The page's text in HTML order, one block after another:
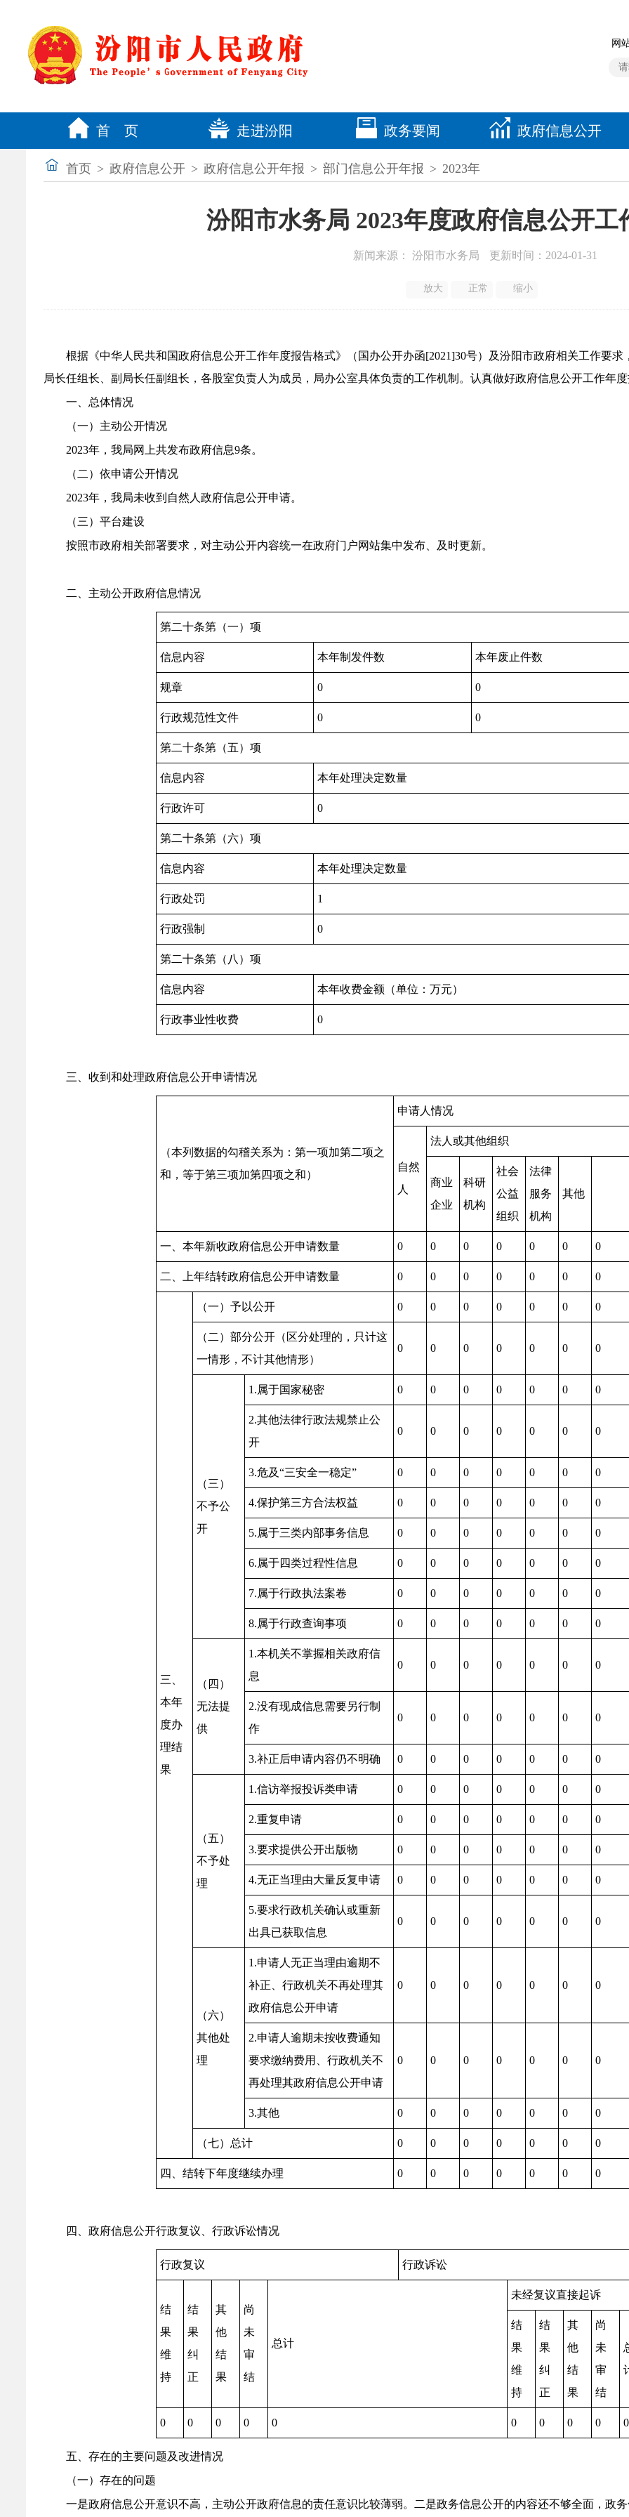
网
首 页 走进汾阳 政务要闻 政府信息公开
首页 > 政府信息公开 > 政府信息公开年报 > 部门信息公开年报 > 2023年
汾阳市水务局 2023年度政府信息公开工
新闻来源： 汾阳市水务局 更新时间：2024-01-31
放大 正常 缩小
根据《中华人民共和国政府信息公开工作年度报告格式》（国办公开办函[2021]30号）及汾阳市政府相关工作要
局长任组长、副局长任副组长，各股室负责人为成员，局办公室具体负责的工作机制。认真做好政府信息公开工作年
一、总体情况
（一）主动公开情况
2023年，我局网上共发布政府信息9条。
（二）依申请公开情况
2023年，我局未收到自然人政府信息公开申请。
（三）平台建设
按照市政府相关部署要求，对主动公开内容统一在政府门户网站集中发布、及时更新。
二、主动公开政府信息情况
第二十条第（一）项
信息内容 本年制发件数 本年废止件数
规章 0 0
行政规范性文件 0 0
第二十条第（五）项
信息内容 本年处理决定数量
行政许可 0
第二十条第（六）项
信息内容 本年处理决定数量
行政处罚 1
行政强制 0
第二十条第（八）项
信息内容 本年收费金额（单位：万元）
行政事业性收费 0
三、收到和处理政府信息公开申请情况
（本列数据的勾稽关系为：第一项加第二项之
和，等于第三项加第四项之和）
申请人情况
自然
人
法人或其他组织
商业
企业
科研
机构
社会
公益
组织
法律
服务
机构
其他
一、本年新收政府信息公开申请数量 0 0 0 0 0 0 0
二、上年结转政府信息公开申请数量 0 0 0 0 0 0 0
三、
本年
度办
理结
果
（一）予以公开 0 0 0 0 0 0 0
（二）部分公开（区分处理的，只计这
一情形，不计其他情形）
0 0 0 0 0 0 0
（三）
不予公
开
1.属于国家秘密 0 0 0 0 0 0 0
2.其他法律行政法规禁止公
开
0 0 0 0 0 0 0
3.危及“三安全一稳定” 0 0 0 0 0 0 0
4.保护第三方合法权益 0 0 0 0 0 0 0
5.属于三类内部事务信息 0 0 0 0 0 0 0
6.属于四类过程性信息 0 0 0 0 0 0 0
7.属于行政执法案卷 0 0 0 0 0 0 0
8.属于行政查询事项 0 0 0 0 0 0 0
（四）
无法提
供
1.本机关不掌握相关政府信
息
0 0 0 0 0 0 0
2.没有现成信息需要另行制
作
0 0 0 0 0 0 0
3.补正后申请内容仍不明确 0 0 0 0 0 0 0
（五）
不予处
理
1.信访举报投诉类申请 0 0 0 0 0 0 0
2.重复申请 0 0 0 0 0 0 0
3.要求提供公开出版物 0 0 0 0 0 0 0
4.无正当理由大量反复申请 0 0 0 0 0 0 0
5.要求行政机关确认或重新
出具已获取信息
0 0 0 0 0 0 0
（六）
其他处
理
1.申请人无正当理由逾期不
补正、行政机关不再处理其
政府信息公开申请
0 0 0 0 0 0 0
2.申请人逾期未按收费通知
要求缴纳费用、行政机关不
再处理其政府信息公开申请
0 0 0 0 0 0 0
3.其他 0 0 0 0 0 0 0
（七）总计 0 0 0 0 0 0 0
四、结转下年度继续办理 0 0 0 0 0 0 0
四、政府信息公开行政复议、行政诉讼情况
行政复议 行政诉讼
结
果
维
持
结
果
纠
正
其
他
结
果
尚
未
审
结
总计
未经复议直接起诉
结
果
维
持
结
果
纠
正
其
他
结
果
尚
未
审
结
0 0 0 0 0 0 0 0 0 0
五、存在的主要问题及改进情况
（一）存在的问题
一是政府信息公开意识不高，主动公开政府信息的责任意识比较薄弱。 二是政务信息公开的内容还不够全面，政